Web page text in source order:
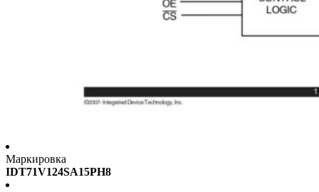
Маркировка
IDT71V124SA15PH8